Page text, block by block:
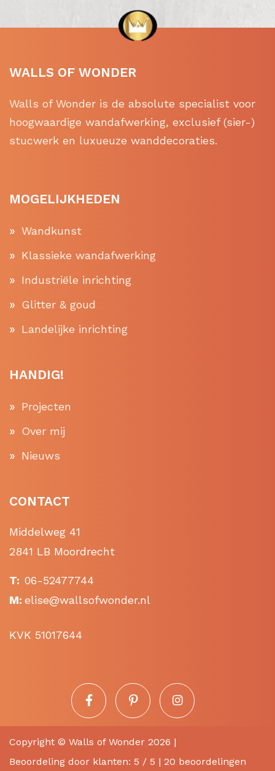
WALLS OF WONDER
Walls of Wonder is de absolute specialist voor
hoogwaardige wandafwerking, exclusief (sier-)
stucwerk en luxueuze wanddecoraties.
MOGELIJKHEDEN
Wandkunst
Klassieke wandafwerking
Industriële inrichting
Glitter & goud
Landelijke inrichting
HANDIG!
Projecten
Over mij
Nieuws
CONTACT
Middelweg 41
2841 LB Moordrecht
T: 06-52477744
M: elise@wallsofwonder.nl
KVK 51017644
Copyright © Walls of Wonder 2026 |
Beoordeling door klanten: 5 / 5 | 20 beoordelingen